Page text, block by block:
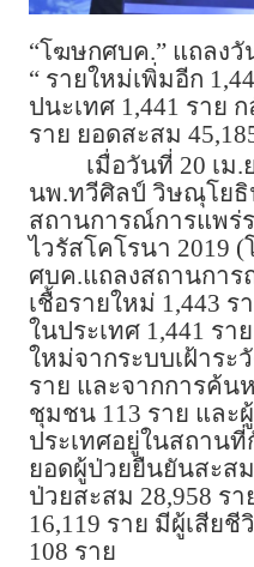
“โฆษกศบค.” แถลง
“ รายใหม่เพิ่มอีก
ปนะเทศ 1,441 ราย
ราย ยอดสะสม
เมื่อวันที่ 20 เม
นพ.ทวีศิลป์ วิษณุโย
สถานการณ์การแพร่
ไวรัสโคโรนา 2019
ศบค.แถลงสถานกา
เชื้อรายใหม่ 1,443 ร
ในประเทศ 1,441 ร
ใหม่จากระบบเฝ้าระ
ราย และจากการค้น
ชุมชน 113 ราย และ
ประเทศอยู่ในสถาน
ยอดผู้ป่วยยืนยันสะส
ป่วยสะสม 28,958 ร
16,119 ราย มีผู้เสีย
108 ราย